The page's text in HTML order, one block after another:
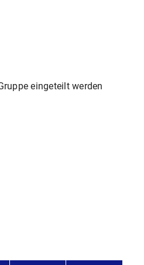
eingeteilt werden